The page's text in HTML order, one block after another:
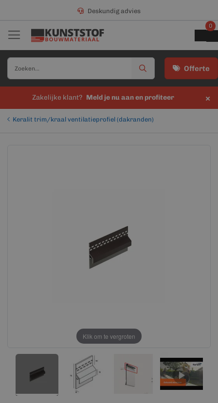
Deskundig advies
Offerte
0
Zakelijke klant? Meld je nu aan en profiteer ×
Keralit trim/kraal ventilatieprofiel (dakranden)
Klik om te vergroten